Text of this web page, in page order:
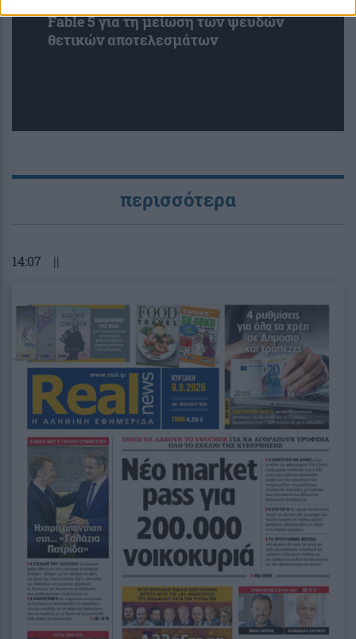
Fable 5 για τη μείωση των ψευδών
θετικών αποτελεσμάτων
περισσότερα
14:07 ||